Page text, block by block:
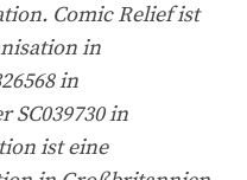
Comic Relief ist
in
in
SC039730 in
ist eine